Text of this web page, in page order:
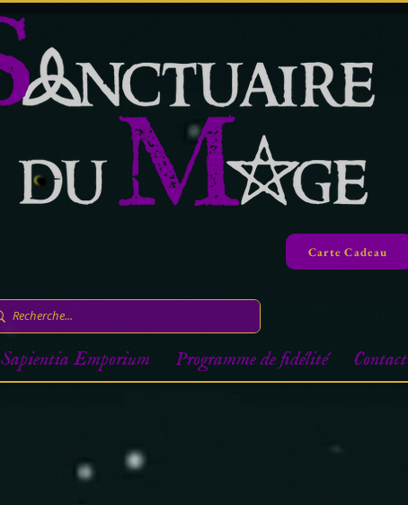
Carte Cadeau
Sapientia Emporium Programme de fidélité Contact